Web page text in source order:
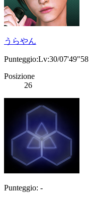
うらやん
Punteggio:Lv:30/07'49"58
Posizione
26
Punteggio: -